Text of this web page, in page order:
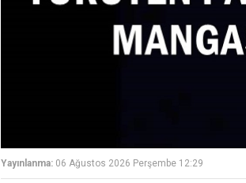
Yayınlanma: 06 Ağustos 2026 Perşembe 12:29